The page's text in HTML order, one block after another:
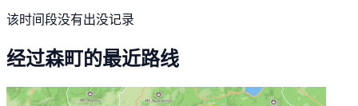
该时间段没有出没记录
经过森町的最近路线